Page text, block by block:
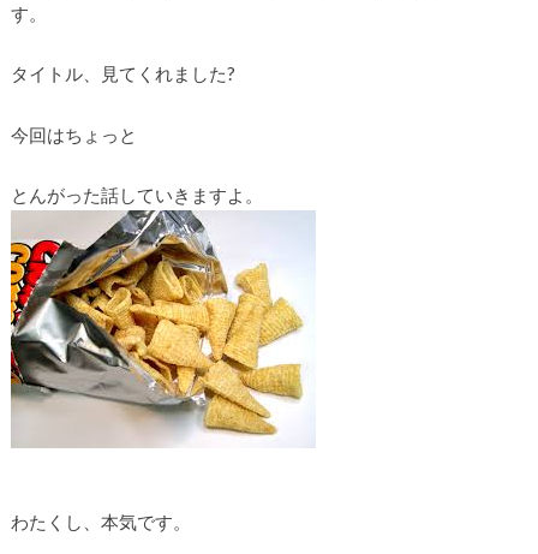
す。
タイトル、見てくれました?
今回はちょっと
とんがった話していきますよ。
わたくし、本気です。